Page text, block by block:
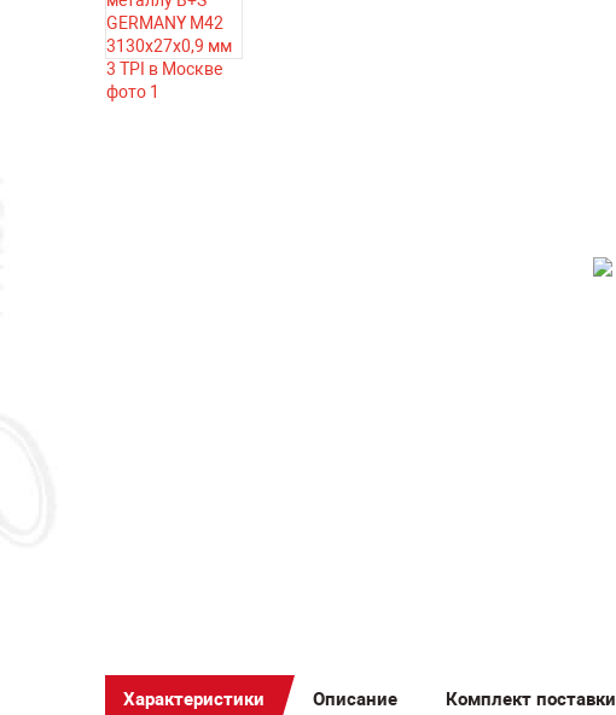
Характеристики Описание Комплект поставки